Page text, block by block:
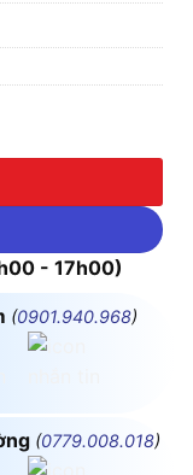
- 17h00)
(0901.940.968)
(0779.008.018)